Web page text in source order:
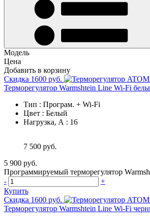
Модель
Цена
Добавить в корзину
Скидка 1600 руб.
Терморегулятор Warmshtein Line Wi-Fi
Тип : Програм. + Wi-Fi
Цвет : Белый
Нагрузка, А : 16
7 500 руб.
5 900 руб.
Программируемый терморегулятор
-
+
Купить
Скидка 1600 руб.
Терморегулятор Warmshtein Line Wi-Fi